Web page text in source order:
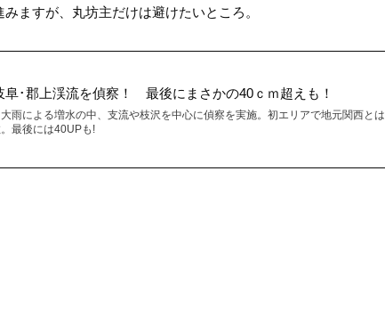
ますが、丸坊主だけは避けたいところ。
阜･郡上渓流を偵察！ 最後にまさかの40ｃｍ超えも！
雨による増水の中、支流や枝沢を中心に偵察を実施。初エリアで地元関西とは
最後には40UPも!